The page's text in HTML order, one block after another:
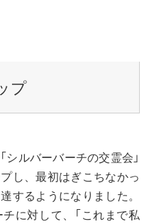
プ
ルバーバーチの交霊会」
し、最初はぎこちなかっ
するようになりました。
に対して、「これまで私